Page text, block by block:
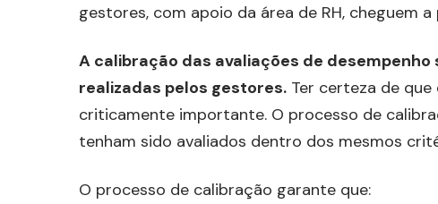
gestores, com apoio da área de RH, cheguem
A calibração das avaliações de
realizadas pelos gestores. Ter certeza de
criticamente importante. O processo de
tenham sido avaliados dentro dos mesmos
O processo de calibração garante que: